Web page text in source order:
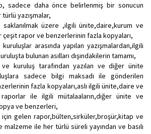
sadece daha önce belirlenmiş bir sonucun
türlü yazışmalar,
üzere ,ilgili ünite,daire,kurum ve
çeşit rapor ve benzerlerinin fazla kopyaları,
arasında yapılan yazışmalardan,ilgili
bulunan asılları dışındakilerin tamamı,
kuruluş tarafından yazılan ve diğer ünite
sadece bilgi maksadı ile gönderilen
fazla kopyaları,aslı ilgili ünite,daire ve
raporlar ile ilgili mütalaaların,diğer ünite ve
ve benzerleri,
için gelen rapor,bülten,sirküler,broşür,kitap ve
malzeme ile her türlü süreli yayından ve basılı